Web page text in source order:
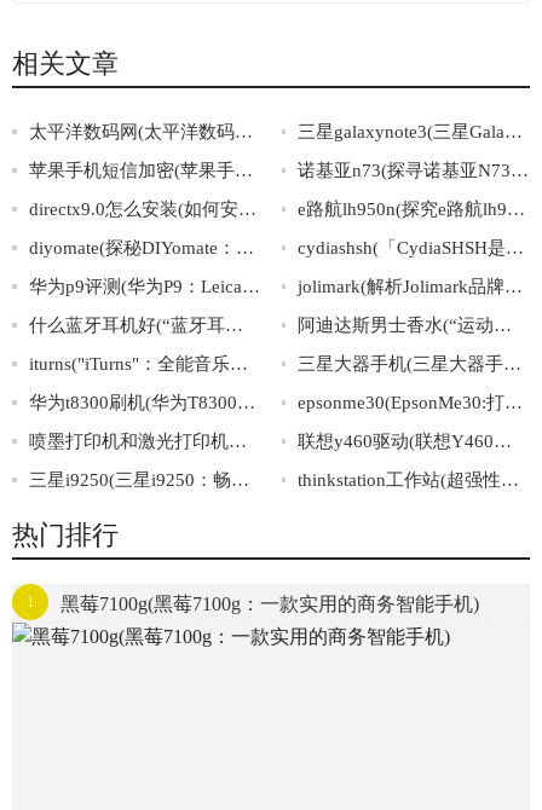
相关文章
太平洋数码网(太平洋数码网：数字科技生活指南)
三星galaxynote3(三星GalaxyNote3：惊艳亮相的全方位智能手机)
苹果手机短信加密(苹果手机短信安全保障：加密机制探析)
诺基亚n73(探寻诺基亚N73的经典之处)
directx9.0怎么安装(如何安装DirectX9.0)
e路航lh950n(探究e路航lh950n的全面优势)
diyomate(探秘DIYomate：智能家居领域的新宠)
cydiashsh(「CydiaSHSH是什么？详解越狱必备工具」)
华为p9评测(华为P9：Leica双摄像评测)
jolimark(解析Jolimark品牌成功的秘诀)
什么蓝牙耳机好(“蓝牙耳机推荐：优质音质与佩戴舒适的精选推荐”)
阿迪达斯男士香水(“运动风潮中的芳香之选”)
iturns("iTurns"：全能音乐管理助理)
三星大器手机(三星大器手机：超越你想象的智慧生活选择)
华为t8300刷机(华为T8300刷机详解及注意事项)
epsonme30(EpsonMe30:打印速度快，效果绝佳的经济型打印机)
喷墨打印机和激光打印机的区别(喷墨打印机VS激光打印机：谁更胜一筹？)
联想y460驱动(联想Y460最新驱动下载)
三星i9250(三星i9250：畅快体验智能生活)
thinkstation工作站(超强性能，ThinkStation工作站带您飞！)
热门排行
1 黑莓7100g(黑莓7100g：一款实用的商务智能手机)